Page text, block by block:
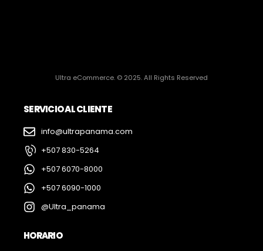
Ultra eCommerce. © 2025. All Rights Reserved
SERVICIO AL CLIENTE
info@ultrapanama.com
+507 830-5264
+507 6070-8000
+507 6090-1000
@Ultra_panama
HORARIO